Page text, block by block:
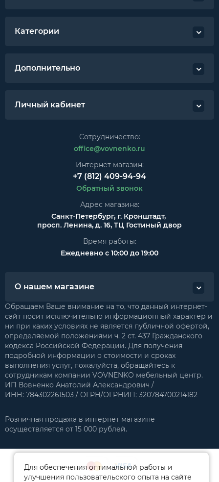
Категории
Дополнительно
Личный кабинет
Сотрудничество:
office@vovnenko.ru
Интернет магазин:
+7 (812) 409-94-94
Обратный звонок
Адрес магазина:
Санкт-Петербург, г. Кронштадт,
просп. Ленина, д. 16, ТЦ Гостиный двор
Время работы:
Ежедневно с 10:00 до 19:00
О нашем магазине
Обращаем Ваше внимание на то, что данный интернет-
сайт носит исключительно информационный характер и
ни при каких условиях не является публичной офертой,
определяемой положениями ч. 2 ст. 437 Гражданского
кодекса Российской Федерации. Для получения
подробной информации о стоимости и сроках
выполнения услуг, пожалуйста, обращайтесь к
сотрудникам компании VOVNENKO мебельный центр.
ИП Вовненко Анатолий Александрович /
ИНН: 784302261503 / ОГРН/ОГРНИП: 320784700214182
Розничная продажа в интернет магазине
осуществляется от 15 000 рублей.
Для обеспечения оптимальной работы и
улучшения пользовательского опыта на сайте